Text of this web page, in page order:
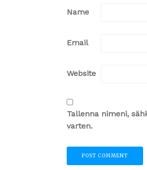
Name
Email
Website
Tallenna nimeni,
varten.